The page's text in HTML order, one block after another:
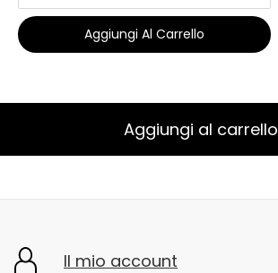
Aggiungi Al Carrello
Aggiungi al carrello
Il mio account